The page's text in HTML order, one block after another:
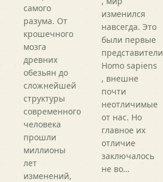
самого
разума. От
крошечного
мозга
древних
обезьян до
сложнейшей
структуры
современного
человека
прошли
миллионы
лет
изменений,
изменился
навсегда. Это
были первые
представители
Homo sapiens
, внешне
почти
неотличимые
от нас. Но
главное их
отличие
заключалось
не во…